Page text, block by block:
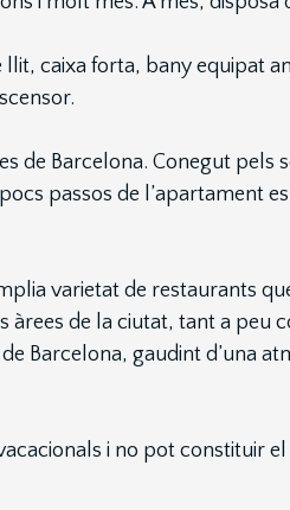
caixa forta, bany equipat
Barcelona. Conegut pels
passos de l’apartament
varietat de restaurants
de la ciutat, tant a
Barcelona, gaudint d’una
i no pot constituir